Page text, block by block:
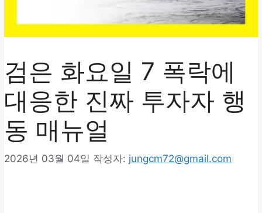
검은 화요일 7 폭락에
대응한 진짜 투자자 행
동 매뉴얼
2026년 03월 04일 작성자: jungcm72@gmail.com